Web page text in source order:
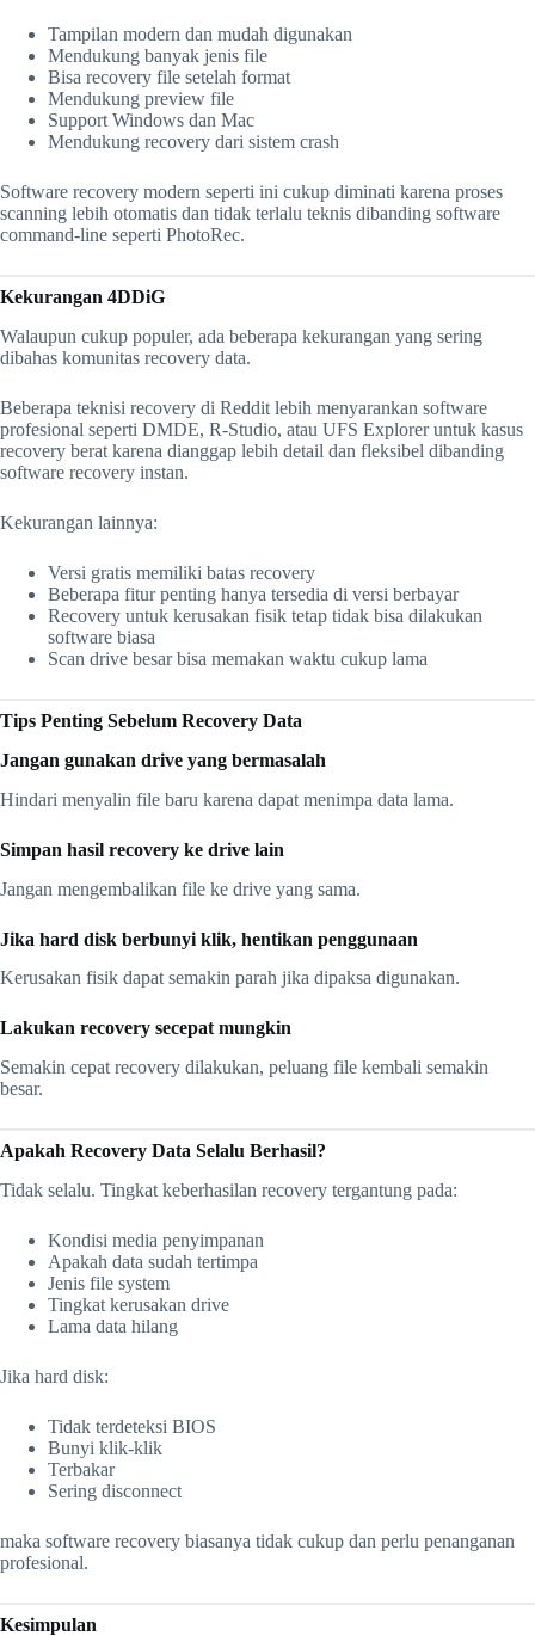
Tampilan modern dan mudah digunakan
Mendukung banyak jenis file
Bisa recovery file setelah format
Mendukung preview file
Support Windows dan Mac
Mendukung recovery dari sistem crash
Software recovery modern seperti ini cukup diminati karena proses
scanning lebih otomatis dan tidak terlalu teknis dibanding software
command-line seperti PhotoRec.
Kekurangan 4DDiG
Walaupun cukup populer, ada beberapa kekurangan yang sering
dibahas komunitas recovery data.
Beberapa teknisi recovery di Reddit lebih menyarankan software
profesional seperti DMDE, R-Studio, atau UFS Explorer untuk kasus
recovery berat karena dianggap lebih detail dan fleksibel dibanding
software recovery instan.
Kekurangan lainnya:
Versi gratis memiliki batas recovery
Beberapa fitur penting hanya tersedia di versi berbayar
Recovery untuk kerusakan fisik tetap tidak bisa dilakukan
software biasa
Scan drive besar bisa memakan waktu cukup lama
Tips Penting Sebelum Recovery Data
Jangan gunakan drive yang bermasalah
Hindari menyalin file baru karena dapat menimpa data lama.
Simpan hasil recovery ke drive lain
Jangan mengembalikan file ke drive yang sama.
Jika hard disk berbunyi klik, hentikan penggunaan
Kerusakan fisik dapat semakin parah jika dipaksa digunakan.
Lakukan recovery secepat mungkin
Semakin cepat recovery dilakukan, peluang file kembali semakin
besar.
Apakah Recovery Data Selalu Berhasil?
Tidak selalu. Tingkat keberhasilan recovery tergantung pada:
Kondisi media penyimpanan
Apakah data sudah tertimpa
Jenis file system
Tingkat kerusakan drive
Lama data hilang
Jika hard disk:
Tidak terdeteksi BIOS
Bunyi klik-klik
Terbakar
Sering disconnect
maka software recovery biasanya tidak cukup dan perlu penanganan
profesional.
Kesimpulan